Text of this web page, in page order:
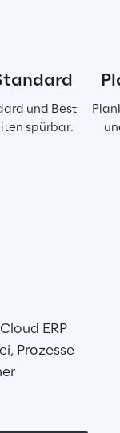
und Best
spürbar.
ERP
Prozesse